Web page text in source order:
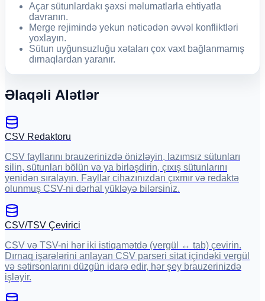
Açar sütunlardakı şəxsi məlumatlarla ehtiyatla
davranın.
Merge rejimində yekun nəticədən əvvəl konfliktləri
yoxlayın.
Sütun uyğunsuzluğu xətaları çox vaxt bağlanmamış
dırnaqlardan yaranır.
Əlaqəli Alətlər
CSV Redaktoru
CSV fayllarını brauzerinizdə önizləyin, lazımsız sütunları
silin, sütunları bölün və ya birləşdirin, çıxış sütunlarını
yenidən sıralayın. Fayllar cihazınızdan çıxmır və redaktə
olunmuş CSV-ni dərhal yükləyə bilərsiniz.
CSV/TSV Çevirici
CSV və TSV-ni hər iki istiqamətdə (vergül ↔ tab) çevirin.
Dırnaq işarələrini anlayan CSV parseri sitat içindəki vergül
və sətirsonlarını düzgün idarə edir, hər şey brauzerinizdə
işləyir.